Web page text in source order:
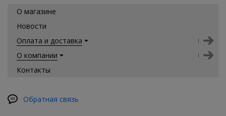
О магазине
Новости
Оплата и доставка
О компании
Контакты
Обратная связь